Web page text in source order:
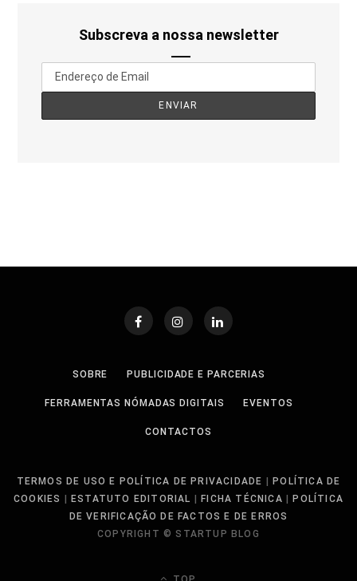
Subscreva a nossa newsletter
SOBRE PUBLICIDADE E PARCERIAS
FERRAMENTAS NÓMADAS DIGITAIS EVENTOS
CONTACTOS
TERMOS DE USO E POLÍTICA DE PRIVACIDADE |POLÍTICA DE
COOKIES | ESTATUTO EDITORIAL |FICHA TÉCNICA |POLÍTICA
DE VERIFICAÇÃO DE FACTOS E DE ERROS
COPYRIGHT © STARTUP BLOG